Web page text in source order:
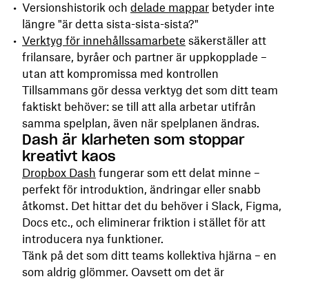
Versionshistorik och delade mappar betyder inte
längre "är detta sista-sista-sista?"
Verktyg för innehållssamarbete säkerställer att
frilansare, byråer och partner är uppkopplade –
utan att kompromissa med kontrollen
Tillsammans gör dessa verktyg det som ditt team
faktiskt behöver: se till att alla arbetar utifrån
samma spelplan, även när spelplanen ändras.
Dash är klarheten som stoppar
kreativt kaos
Dropbox Dash fungerar som ett delat minne –
perfekt för introduktion, ändringar eller snabb
åtkomst. Det hittar det du behöver i Slack, Figma,
Docs etc., och eliminerar friktion i stället för att
introducera nya funktioner.
Tänk på det som ditt teams kollektiva hjärna – en
som aldrig glömmer. Oavsett om det är